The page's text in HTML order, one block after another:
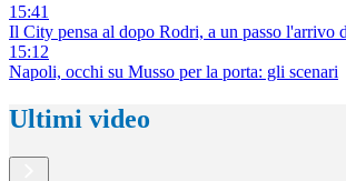
15:41
Il City pensa al dopo Rodri, a un passo l'arrivo
15:12
Napoli, occhi su Musso per la porta: gli scenari
Ultimi video